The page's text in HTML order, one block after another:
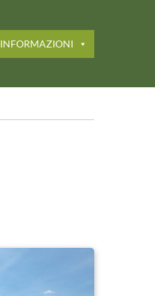
INFORMAZIONI